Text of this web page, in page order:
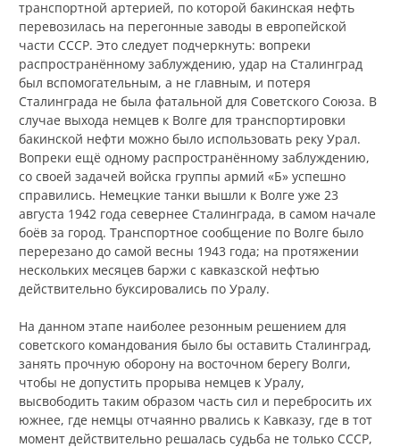
транспортной артерией, по которой бакинская нефть
перевозилась на перегонные заводы в европейской
части СССР. Это следует подчеркнуть: вопреки
распространённому заблуждению, удар на Сталинград
был вспомогательным, а не главным, и потеря
Сталинграда не была фатальной для Советского Союза. В
случае выхода немцев к Волге для транспортировки
бакинской нефти можно было использовать реку Урал.
Вопреки ещё одному распространённому заблуждению,
со своей задачей войска группы армий «Б» успешно
справились. Немецкие танки вышли к Волге уже 23
августа 1942 года севернее Сталинграда, в самом начале
боёв за город. Транспортное сообщение по Волге было
перерезано до самой весны 1943 года; на протяжении
нескольких месяцев баржи с кавказской нефтью
действительно буксировались по Уралу.
На данном этапе наиболее резонным решением для
советского командования было бы оставить Сталинград,
занять прочную оборону на восточном берегу Волги,
чтобы не допустить прорыва немцев к Уралу,
высвободить таким образом часть сил и перебросить их
южнее, где немцы отчаянно рвались к Кавказу, где в тот
момент действительно решалась судьба не только СССР,